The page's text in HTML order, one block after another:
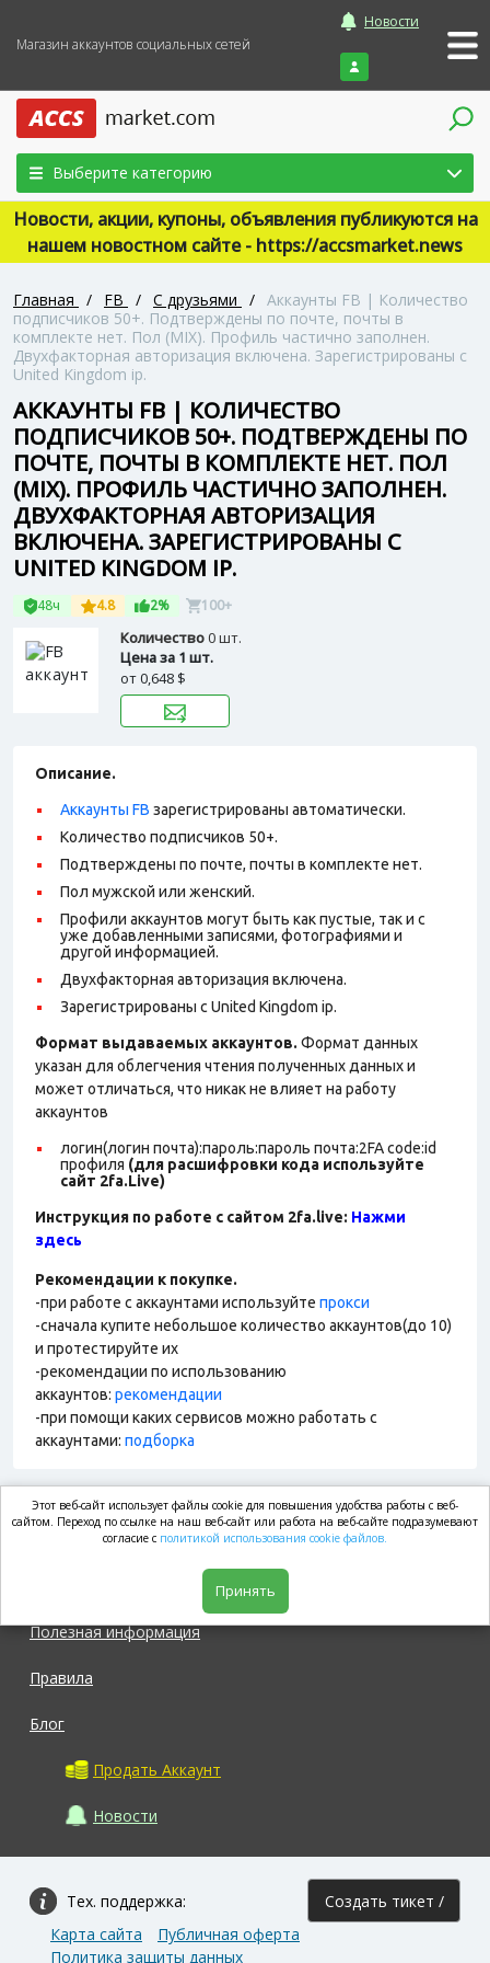
Магазин аккаунтов социальных сетей
Новости
Войти
Выберите категорию
Новости, акции, купоны, объявления публикуются на
нашем новостном сайте - https://accsmarket.news
Главная / FB / С друзьями / Аккаунты FB | Количество
подписчиков 50+. Подтверждены по почте, почты в
комплекте нет. Пол (MIX). Профиль частично заполнен.
Двухфакторная авторизация включена. Зарегистрированы с
United Kingdom ip.
АККАУНТЫ FB | КОЛИЧЕСТВО
ПОДПИСЧИКОВ 50+. ПОДТВЕРЖДЕНЫ ПО
ПОЧТЕ, ПОЧТЫ В КОМПЛЕКТЕ НЕТ. ПОЛ
(MIX). ПРОФИЛЬ ЧАСТИЧНО ЗАПОЛНЕН.
ДВУХФАКТОРНАЯ АВТОРИЗАЦИЯ
ВКЛЮЧЕНА. ЗАРЕГИСТРИРОВАНЫ С
UNITED KINGDOM IP.
48ч 4.8 2% 100+
Количество0 шт.
Цена за 1 шт.
от0,648 $
Описание.
Аккаунты FB зарегистрированы автоматически.
Количество подписчиков 50+.
Подтверждены по почте, почты в комплекте нет.
Пол мужской или женский.
Профили аккаунтов могут быть как пустые, так и с
уже добавленными записями, фотографиями и
другой информацией.
Двухфакторная авторизация включена.
Зарегистрированы с United Kingdom ip.
Формат выдаваемых аккаунтов. Формат данных
указан для облегчения чтения полученных данных и
может отличаться, что никак не влияет на работу
аккаунтов
логин(логин почта):пароль:пароль почта:2FA code:id
профиля (для расшифровки кода используйте
сайт 2fa.Live)
Инструкция по работе с сайтом 2fa.live: Нажми
здесь
Рекомендации к покупке.
-при работе с аккаунтами используйте прокси
-сначала купите небольшое количество аккаунтов(до 10)
и протестируйте их
-рекомендации по использованию
аккаунтов: рекомендации
-при помощи каких сервисов можно работать с
аккаунтами: подборка
market.com
Полезная информация
Правила
Блог
Продать Аккаунт
Новости
Тех. поддержка: Создать тикет /
Карта сайта
Публичная оферта
Политика защиты данных
Этот веб-сайт использует файлы cookie для повышения удобства работы с веб-
сайтом. Переход по ссылке на наш веб-сайт или работа на веб-сайте подразумевают
согласие с политикой использования cookie файлов.
Принять